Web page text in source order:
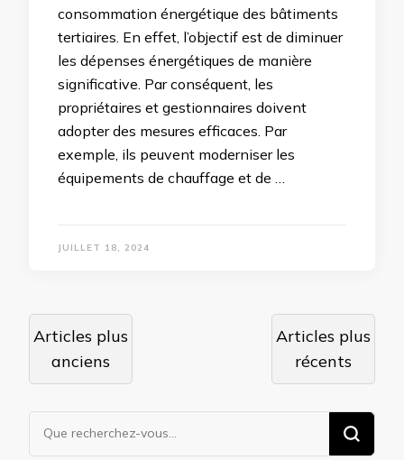
consommation énergétique des bâtiments
tertiaires. En effet, l’objectif est de diminuer
les dépenses énergétiques de manière
significative. Par conséquent, les
propriétaires et gestionnaires doivent
adopter des mesures efficaces. Par
exemple, ils peuvent moderniser les
équipements de chauffage et de …
JUILLET 18, 2024
Navigation
des
articles
Articles plus
anciens
Articles plus
récents
Vous
recherchiez